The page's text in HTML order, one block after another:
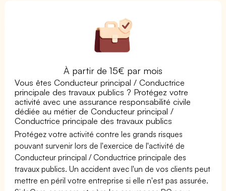
À partir de 15€ par mois
Vous êtes Conducteur principal / Conductrice
principale des travaux publics ? Protégez votre
activité avec une assurance responsabilité civile
dédiée au métier de Conducteur principal /
Conductrice principale des travaux publics
Protégez votre activité contre les grands risques
pouvant survenir lors de l'exercice de l'activité de
Conducteur principal / Conductrice principale des
travaux publics. Un accident avec l'un de vos clients peut
mettre en péril votre entreprise si elle n'est pas assurée.